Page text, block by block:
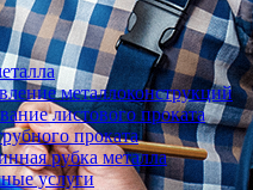
металлоконструкций
листового проката
проката
рубка металла
услуги